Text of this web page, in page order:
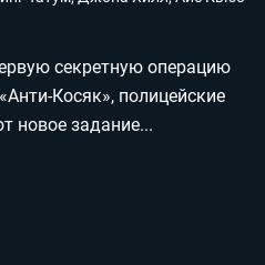
секретную операцию
Косяк», полицейские
новое задание...